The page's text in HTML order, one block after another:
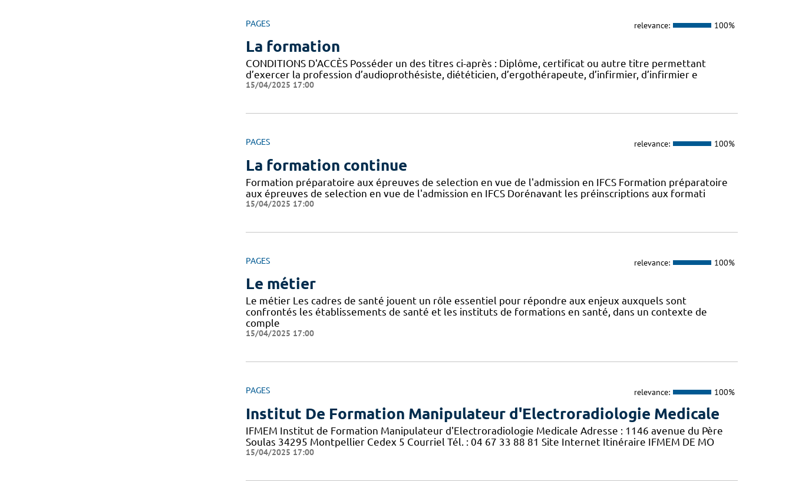
PAGES relevance: 100%
La formation
CONDITIONS D'ACCÈS Posséder un des titres ci-après : Diplôme, certificat ou autre titre permettant
d’exercer la profession d’audioprothésiste, diététicien, d’ergothérapeute, d’infirmier, d’infirmier e
15/04/2025 17:00
PAGES relevance: 100%
La formation continue
Formation préparatoire aux épreuves de selection en vue de l'admission en IFCS Formation préparatoire
aux épreuves de selection en vue de l'admission en IFCS Dorénavant les préinscriptions aux formati
15/04/2025 17:00
PAGES relevance: 100%
Le métier
Le métier Les cadres de santé jouent un rôle essentiel pour répondre aux enjeux auxquels sont
confrontés les établissements de santé et les instituts de formations en santé, dans un contexte de
comple
15/04/2025 17:00
PAGES relevance: 100%
Institut De Formation Manipulateur d'Electroradiologie Medicale
IFMEM Institut de Formation Manipulateur d'Electroradiologie Medicale Adresse : 1146 avenue du Père
Soulas 34295 Montpellier Cedex 5 Courriel Tél. : 04 67 33 88 81 Site Internet Itinéraire IFMEM DE MO
15/04/2025 17:00